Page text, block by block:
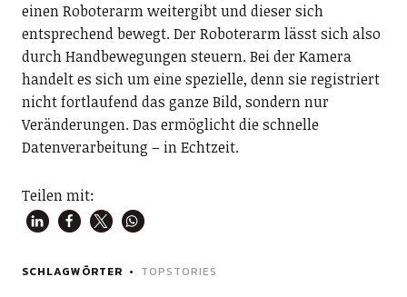
einen Roboterarm weitergibt und dieser sich
entsprechend bewegt. Der Roboterarm lässt sich also
durch Handbewegungen steuern. Bei der Kamera
handelt es sich um eine spezielle, denn sie registriert
nicht fortlaufend das ganze Bild, sondern nur
Veränderungen. Das ermöglicht die schnelle
Datenverarbeitung – in Echtzeit.
Teilen mit:
SCHLAGWÖRTER TOPSTORIES